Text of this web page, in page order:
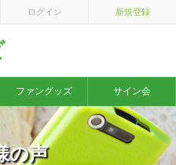
ログイン 新規登録
ファングッズ サイン会
の声